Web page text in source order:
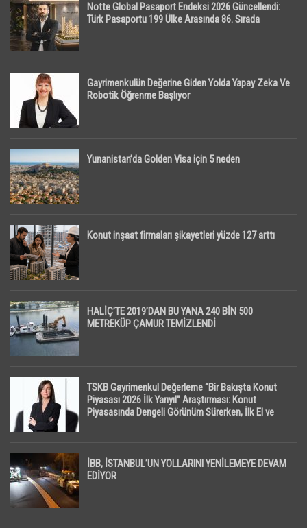
Notte Global Pasaport Endeksi 2026 Güncellendi:
Türk Pasaportu 199 Ülke Arasında 86. Sırada
Gayrimenkulün Değerine Giden Yolda Yapay Zeka Ve
Robotik Öğrenme Başlıyor
Yunanistan’da Golden Visa için 5 neden
Konut inşaat firmaları şikayetleri yüzde 127 arttı
HALİÇ’TE 2019’DAN BU YANA 240 BİN 500
METREKÜP ÇAMUR TEMİZLENDİ
TSKB Gayrimenkul Değerleme “Bir Bakışta Konut
Piyasası 2026 İlk Yarıyıl” Araştırması: Konut
Piyasasında Dengeli Görünüm Sürerken, İlk El ve
İBB, İSTANBUL’UN YOLLARINI YENİLEMEYE DEVAM
EDİYOR